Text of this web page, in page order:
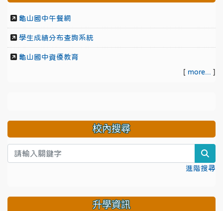
龜山國中午餐網
學生成績分布查詢系統
龜山國中資優教育
[ more... ]
校內搜尋
進階搜尋
升學資訊